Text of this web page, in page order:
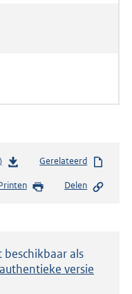
b
s
d
g
Gerelateerd
Delen
beschikbaar als
authentieke versie